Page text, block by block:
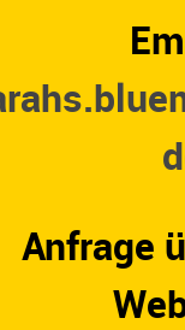
Anfrage